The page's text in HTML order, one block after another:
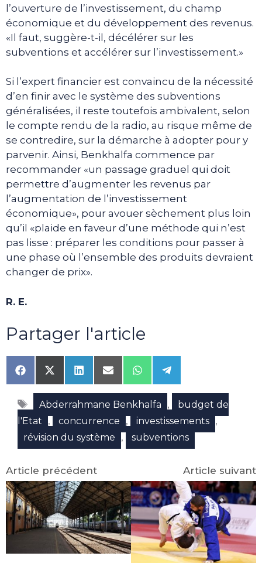
l’ouverture de l’investissement, du champ
économique et du développement des revenus.
«Il faut, suggère-t-il, décélérer sur les
subventions et accélérer sur l’investissement.»
Si l’expert financier est convaincu de la nécessité
d’en finir avec le système des subventions
généralisées, il reste toutefois ambivalent, selon
le compte rendu de la radio, au risque même de
se contredire, sur la démarche à adopter pour y
parvenir. Ainsi, Benkhalfa commence par
recommander «un passage graduel qui doit
permettre d’augmenter les revenus par
l’augmentation de l’investissement
économique», pour avouer sèchement plus loin
qu’il «plaide en faveur d’une méthode qui n’est
pas lisse : préparer les conditions pour passer à
une phase où l’ensemble des produits devraient
changer de prix».
R. E.
Partager l'article
Share
on
Facebook
Share
on
X
(Twitter)
Share
on
LinkedIn
Share
on
Email
Share
on
WhatsApp
Share
on
Telegram
Étiquettes
Abderrahmane Benkhalfa ,
budget de
l'Etat
, concurrence , investissements ,
révision du système , subventions
Article précédent Article suivant